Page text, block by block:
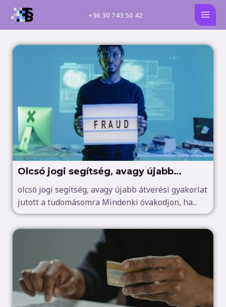
Skip
content
+36 30 743 50 42
Olcsó jogi segítség, avagy újabb
átverési gyakorlat jutott a
tudomásomra
olcsó jogi segítség, avagy újabb átverési gyakorlat
jutott a tudomásomra Mindenki óvakodjon, ha...